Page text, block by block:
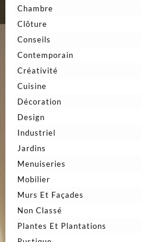
Chambre
Clôture
Conseils
Contemporain
Créativité
Cuisine
Décoration
Design
Industriel
Jardins
Menuiseries
Mobilier
Murs Et Façades
Non Classé
Plantes Et Plantations